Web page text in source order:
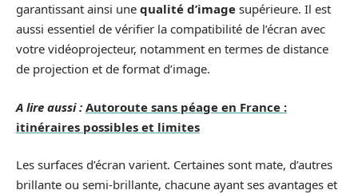
garantissant ainsi une qualité d’image supérieure. Il est
aussi essentiel de vérifier la compatibilité de l’écran avec
votre vidéoprojecteur, notamment en termes de distance
de projection et de format d’image.
A lire aussi : Autoroute sans péage en France :
itinéraires possibles et limites
Les surfaces d’écran varient. Certaines sont mate, d’autres
brillante ou semi-brillante, chacune ayant ses avantages et